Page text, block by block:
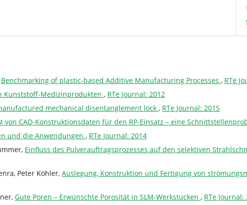
Benchmarking of plastic-based Additive Manufacturing Processes, RTe
Kunststoff-Medizinprodukten, RTe Journal: 2012
mechanical disentanglement lock, RTe Journal: 2015
von CAD-Konstruktionsdaten für den RP-Einsatz – eine
und die Anwendungen, RTe Journal: 2014
Einfluss des Pulverauftragsprozesses auf den selektiven
Peter Köhler,Auslegung, Konstruktion und Fertigung von
Gute Poren – Erwünschte Porosität in SLM-Werkstücken, RTe Journal: